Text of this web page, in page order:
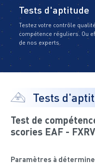
Tests d'aptitude
Testez votre contrôle
compétence réguliers. Ou
de nos experts.
Tests
Test de
scories EAF -
Paramètres à